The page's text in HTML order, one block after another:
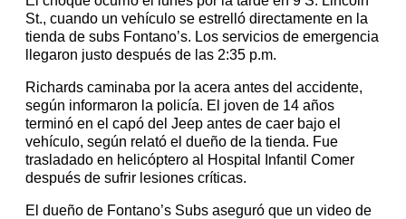
St., cuando un vehículo se estrelló directamente en la
tienda de subs Fontano’s. Los servicios de emergencia
llegaron justo después de las 2:35 p.m.
Richards caminaba por la acera antes del accidente,
según informaron la policía. El joven de 14 años
terminó en el capó del Jeep antes de caer bajo el
vehículo, según relató el dueño de la tienda. Fue
trasladado en helicóptero al Hospital Infantil Comer
después de sufrir lesiones críticas.
El dueño de Fontano’s Subs aseguró que un video de